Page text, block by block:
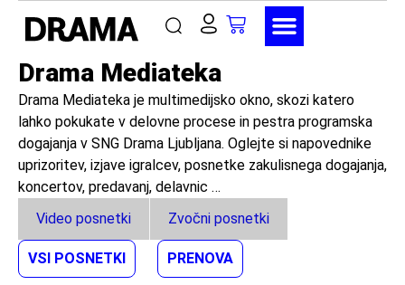
Drama Mediateka
Drama Mediateka je multimedijsko okno, skozi katero
lahko pokukate v delovne procese in pestra programska
dogajanja v SNG Drama Ljubljana. Oglejte si napovednike
uprizoritev, izjave igralcev, posnetke zakulisnega dogajanja,
koncertov, predavanj, delavnic …
Video posnetki
Zvočni posnetki
VSI POSNETKI PRENOVA